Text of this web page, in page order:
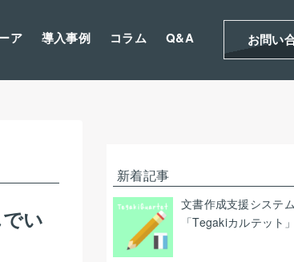
ア 導入事例 コラム Q&A お問い
い
新着記事
文書作成支援システム
「Tegakiカルテット」